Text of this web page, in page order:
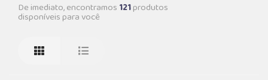
De imediato, encontramos 121produtos
disponíveis para você